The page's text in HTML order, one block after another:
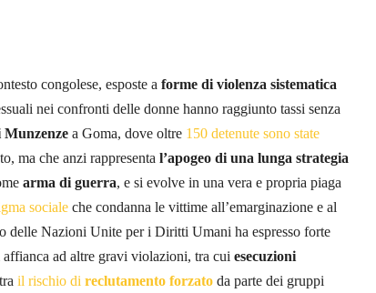
congolese, esposte a forme di violenza sistematica
nei confronti delle donne hanno raggiunto tassi senza
Munzenze a Goma, dove oltre 150 detenute sono state
ma che anzi rappresenta l’apogeo di una lunga strategia
arma di guerra, e si evolve in una vera e propria piaga
sociale che condanna le vittime all’emarginazione e al
delle Nazioni Unite per i Diritti Umani ha espresso forte
ad altre gravi violazioni, tra cui esecuzioni
il rischio di reclutamento forzato da parte dei gruppi